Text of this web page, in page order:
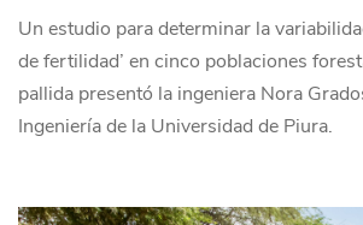
Un estudio para determinar la
de fertilidad’ en cinco poblaciones
pallida presentó la ingeniera Nora
Ingeniería de la Universidad de Piura.